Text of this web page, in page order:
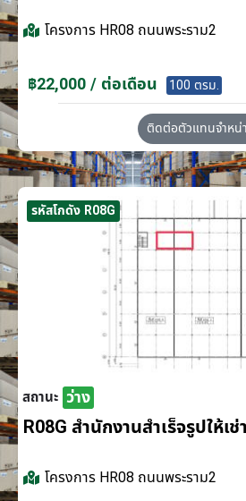
โครงการ HR08 ถนนพระราม2
฿22,000 / ต่อเดือน 100 ตรม.
ติดต่อตัวแทนจำหน่
รหัสโกดัง R08G
สถานะ ว่าง
R08G สำนักงานสำเร็จรูปให้เ
โครงการ HR08 ถนนพระราม2